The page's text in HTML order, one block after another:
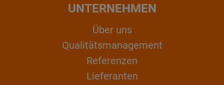
UNTERNEHMEN
Über uns
Qualitätsmanagement
Referenzen
Lieferanten